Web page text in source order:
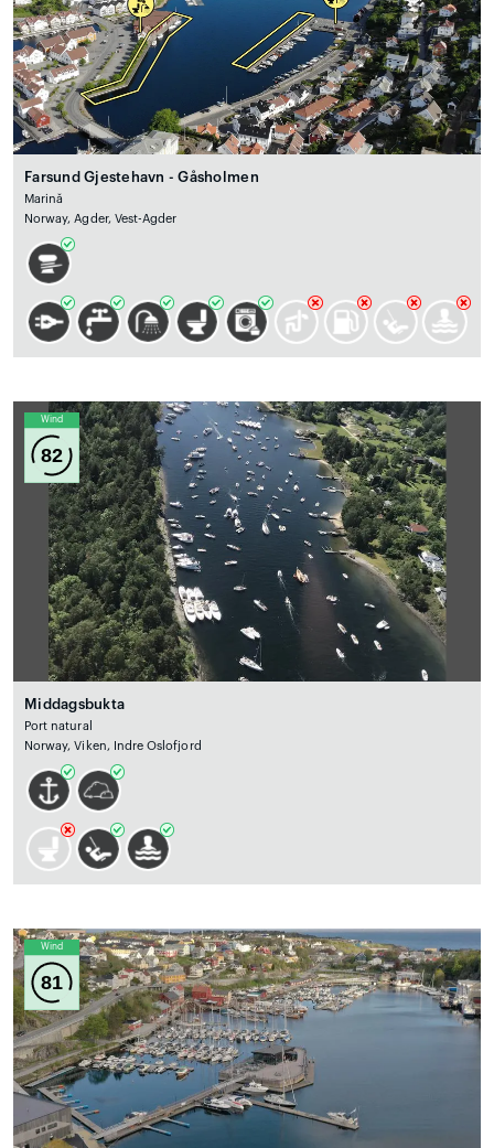
Farsund Gjestehavn - Gåsholmen
Marină
Norway, Agder, Vest-Agder
Wind
82
Middagsbukta
Port natural
Norway, Viken, Indre Oslofjord
Wind
81